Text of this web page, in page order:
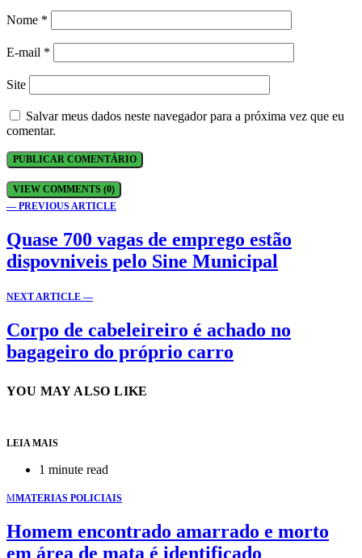
Nome *
E-mail *
Site
Salvar meus dados neste navegador para a próxima vez que eu
comentar.
VIEW COMMENTS (0)
— PREVIOUS ARTICLE
Quase 700 vagas de emprego estão
dispovniveis pelo Sine Municipal
NEXT ARTICLE —
Corpo de cabeleireiro é achado no
bagageiro do próprio carro
YOU MAY ALSO LIKE
LEIA MAIS
1 minute read
MMATERIAS POLICIAIS
Homem encontrado amarrado e morto
em área de mata é identificado